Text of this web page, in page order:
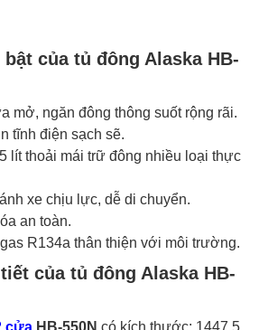
của tủ đông Alaska HB-
mở, ngăn đông thông suốt rộng rãi.
tĩnh điện sạch sẽ.
lít thoải mái trữ đông nhiều loại thực
xe chịu lực, dễ di chuyển.
an toàn.
R134a thân thiện với môi trường.
của tủ đông Alaska HB-
cửa HB-550N có kích thước: 1447.5